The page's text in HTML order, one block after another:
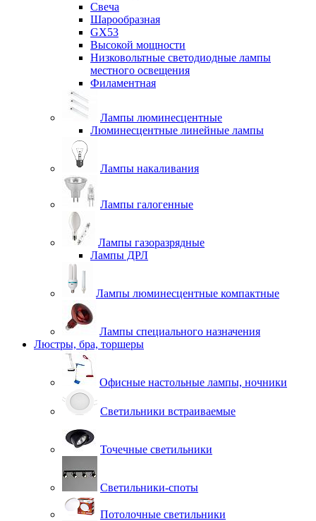
Свеча
Шарообразная
GX53
Высокой мощности
Низковольтные светодиодные лампы
местного освещения
Филаментная
Лампы люминесцентные
Люминесцентные линейные лампы
Лампы накаливания
Лампы галогенные
Лампы газоразрядные
Лампы ДРЛ
Лампы люминесцентные компактные
Лампы специального назначения
Люстры, бра, торшеры
Офисные настольные лампы, ночники
Светильники встраиваемые
Точечные светильники
Светильники-споты
Потолочные светильники